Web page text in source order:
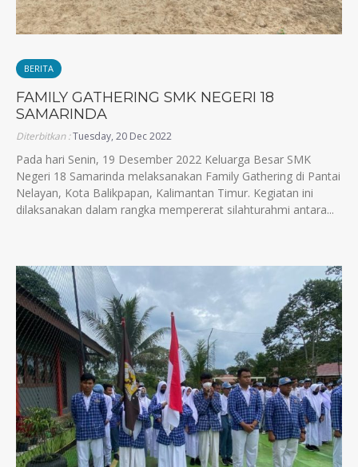
BERITA
FAMILY GATHERING SMK NEGERI 18
SAMARINDA
Diterbitkan :Tuesday, 20 Dec 2022
Pada hari Senin, 19 Desember 2022 Keluarga Besar SMK
Negeri 18 Samarinda melaksanakan Family Gathering di Pantai
Nelayan, Kota Balikpapan, Kalimantan Timur. Kegiatan ini
dilaksanakan dalam rangka mempererat silahturahmi antara...